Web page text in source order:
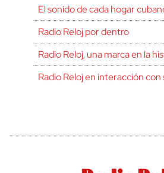
El sonido de cada hogar
Radio Reloj por dentro
Radio Reloj, una marca en la
Radio Reloj en interacción con